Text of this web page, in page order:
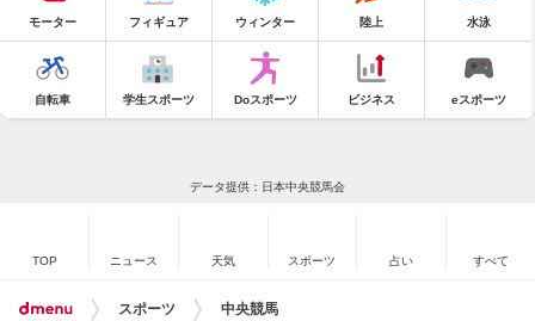
モーター フィギュア ウィンター 陸上 水泳
自転車 学生スポーツ Doスポーツ ビジネス eスポーツ
データ提供：日本中央競馬会
TOP ニュース 天気 スポーツ 占い すべて
スポーツ 中央競馬